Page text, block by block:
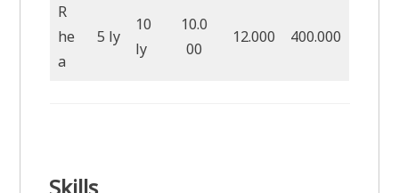
R
he
a
5 ly
10
ly
10.0
00
12.000 400.000
Skills